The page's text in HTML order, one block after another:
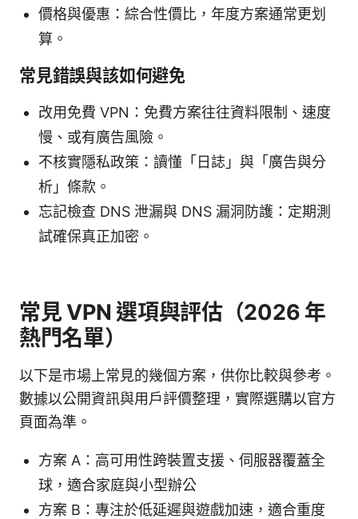
價格與優惠：綜合性價比，年度方案通常更划
算。
常見錯誤與該如何避免
改用免費 VPN：免費方案往往資料限制、速度
慢、或有廣告風險。
不核實隱私政策：讀懂「日誌」與「廣告與分
析」條款。
忘記檢查 DNS 泄漏與 DNS 漏洞防護：定期測
試確保真正加密。
常見 VPN 選項與評估（2026 年
熱門名單）
以下是市場上常見的幾個方案，供你比較與參考。
數據以公開資訊與用戶評價整理，實際選購以官方
頁面為準。
方案 A：高可用性跨裝置支援、伺服器覆蓋全
球，適合家庭與小型辦公
方案 B：專注於低延遲與遊戲加速，適合重度